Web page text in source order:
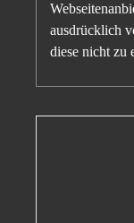
ausdrücklich
diese nicht zu